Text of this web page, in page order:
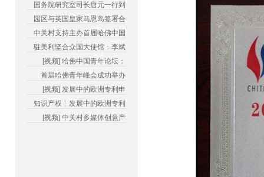
国务院研究室司长唐元一行到
园区与英国皇家马恩岛签署合
中关村支持主办首届哈佛中国
驻美利坚合众国大使馆：李斌
[视频] 哈佛中国青年论坛：
首届哈佛青年峰会成功举办
[视频] 发展中的欧洲专利申
知识产权┆发展中的欧洲专利
[视频] 中关村多媒体创意产